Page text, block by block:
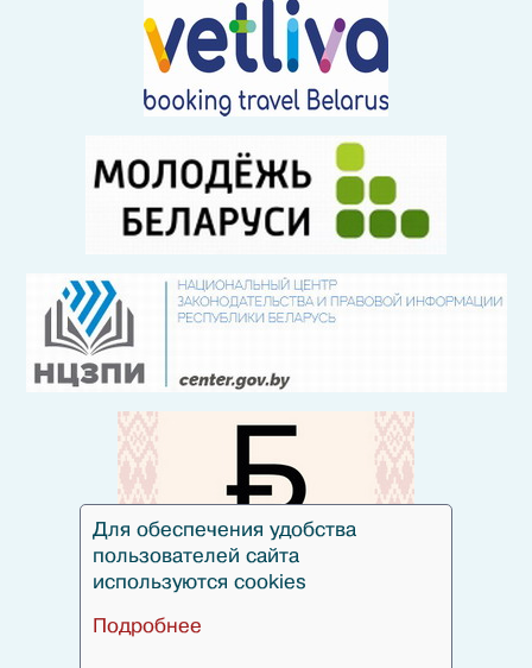
Для обеспечения удобства
пользователей сайта
используются cookies
Подробнее